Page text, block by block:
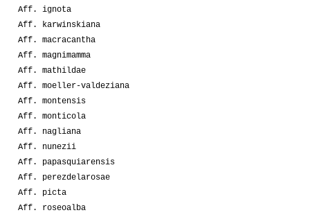
Aff. ignota
Aff. karwinskiana
Aff. macracantha
Aff. magnimamma
Aff. mathildae
Aff. moeller-valdeziana
Aff. montensis
Aff. monticola
Aff. nagliana
Aff. nunezii
Aff. papasquiarensis
Aff. perezdelarosae
Aff. picta
Aff. roseoalba